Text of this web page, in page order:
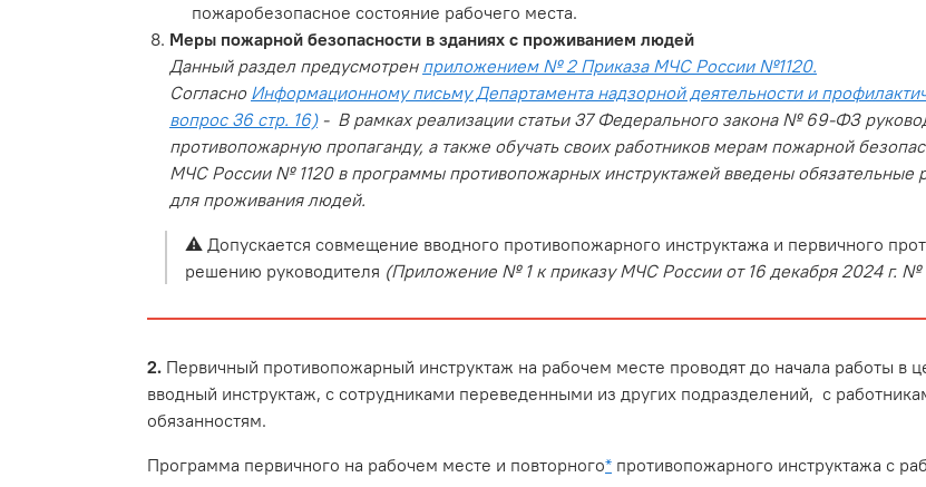
пожаробезопасное состояние рабочего места.
Меры пожарной безопасности в зданиях с проживанием людей
Данный раздел предусмотрен приложением № 2 Приказа МЧС России №1120.
Согласно Информационному письму Департамента надзорной деятельности и
вопрос 36 стр. 16)- В рамках реализации статьи 37 Федерального закона № 69-ФЗ
противопожарную пропаганду, а также обучать своих работников мерам пожарной
МЧС России № 1120 в программы противопожарных инструктажей введены обязательные
для проживания людей.
⚠️ Допускается совмещение вводного противопожарного инструктажа и первичного
решению руководителя (Приложение № 1 к приказу МЧС России от 16 декабря 2024 г. №
2. Первичный противопожарный инструктаж на рабочем месте проводят до начала работы в
вводный инструктаж, с сотрудниками переведенными из других подразделений, с
обязанностям.
Программа первичного на рабочем месте и повторного* противопожарного инструктажа с